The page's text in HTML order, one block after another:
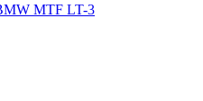
MTF LT-3